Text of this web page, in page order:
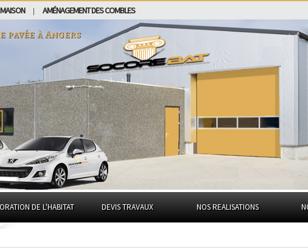
AMÉNAGEMENT DES COMBLES
pavée àAngers
DE L'HABITAT DEVIS TRAVAUX NOS REALISATIONS